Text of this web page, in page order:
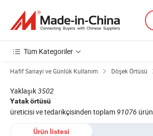
Tüm Kategoriler
Hafif Sanayi ve Günlük Kullanım Döşek Örtüsü
Yaklaşık3502
Yatak örtüsü
üreticisi ve tedarikçisinden toplam 91076 ürün
Ürün listesi